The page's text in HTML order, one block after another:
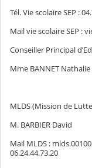
Tél. Vie scolaire SEP :
Mail vie scolaire SEP :
Conseiller Principal
Mme BANNET Nathalie
MLDS (Mission de
M. BARBIER David
Mail MLDS :
06.24.44.73.20